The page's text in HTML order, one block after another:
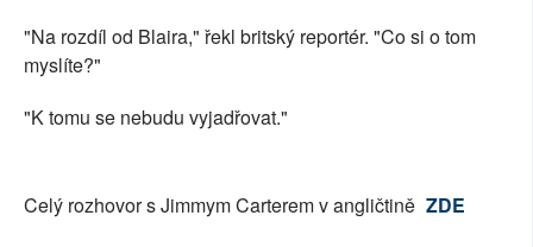
"Na rozdíl od Blaira," řekl britský reportér. "Co si o tom
myslíte?"
"K tomu se nebudu vyjadřovat."
Celý rozhovor s Jimmym Carterem v angličtině ZDE